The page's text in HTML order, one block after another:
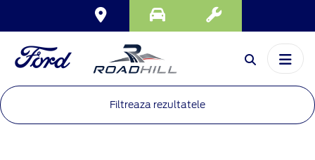
Filtreaza rezultatele